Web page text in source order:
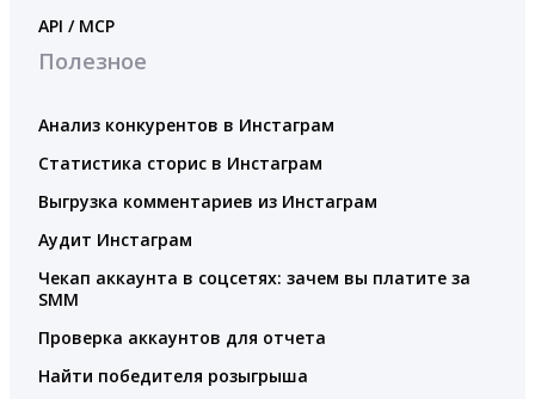
API / MCP
Полезное
Анализ конкурентов в Инстаграм
Статистика сторис в Инстаграм
Выгрузка комментариев из Инстаграм
Аудит Инстаграм
Чекап аккаунта в соцсетях: зачем вы платите за
SMM
Проверка аккаунтов для отчета
Найти победителя розыгрыша